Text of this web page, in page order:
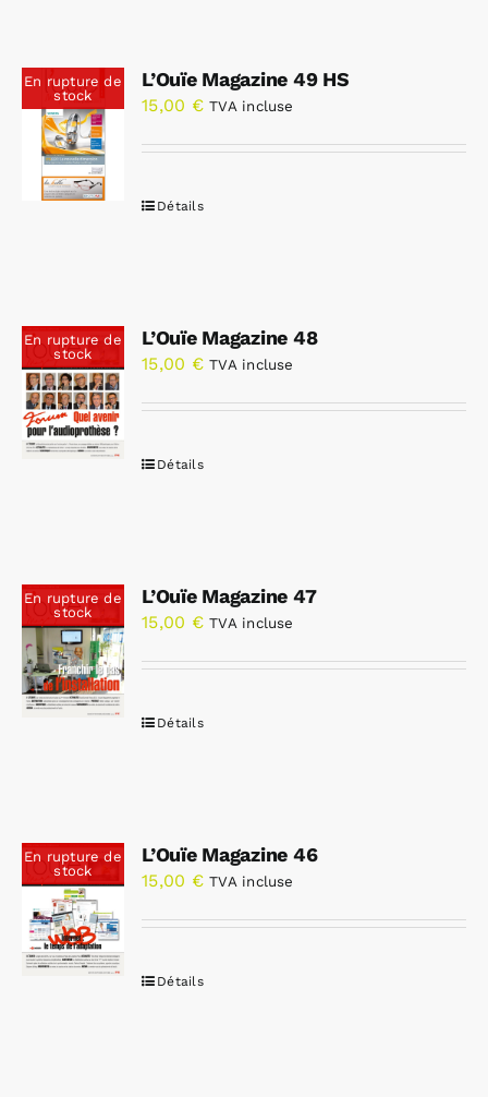
En rupture de
stock
L’Ouïe Magazine 49 HS
15,00 € TVA incluse
Détails
En rupture de
stock
L’Ouïe Magazine 48
15,00 € TVA incluse
Détails
En rupture de
stock
L’Ouïe Magazine 47
15,00 € TVA incluse
Détails
En rupture de
stock
L’Ouïe Magazine 46
15,00 € TVA incluse
Détails